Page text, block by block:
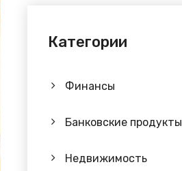
Категории
Финансы
Банковские продукты
Недвижимость